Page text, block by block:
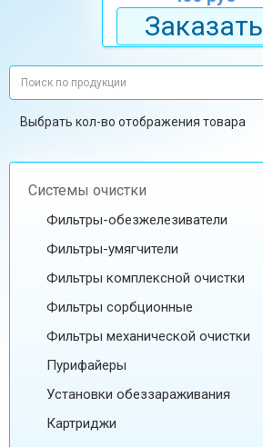
Заказать
Выбрать кол-во отображения товара
Системы очистки
Фильтры-обезжелезиватели
Фильтры-умягчители
Фильтры комплексной очистки
Фильтры сорбционные
Фильтры механической очистки
Пурифайеры
Установки обеззараживания
Картриджи